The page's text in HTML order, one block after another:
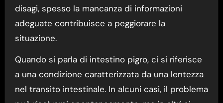
disagi, spesso la mancanza di informazioni
adeguate contribuisce a peggiorare la
situazione.
Quando si parla di intestino pigro, ci si riferisce
a una condizione caratterizzata da una lentezza
nel transito intestinale. In alcuni casi, il problema